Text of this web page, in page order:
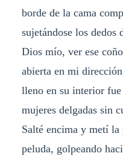
borde de la cama
sujetándose los dedos
Dios mío, ver ese
abierta en mi
lleno en su interior
mujeres delgadas sin
Salté encima y metí la
peluda, golpeando